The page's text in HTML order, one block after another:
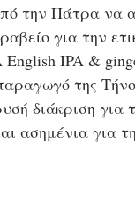
την Πάτρα να
για την
IPA &
της
διάκριση για
ασημένια για